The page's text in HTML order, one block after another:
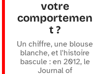
votre
comportemen
t ?
Un chiffre, une blouse
blanche, et l'histoire
bascule : en 2012, le
Journal of